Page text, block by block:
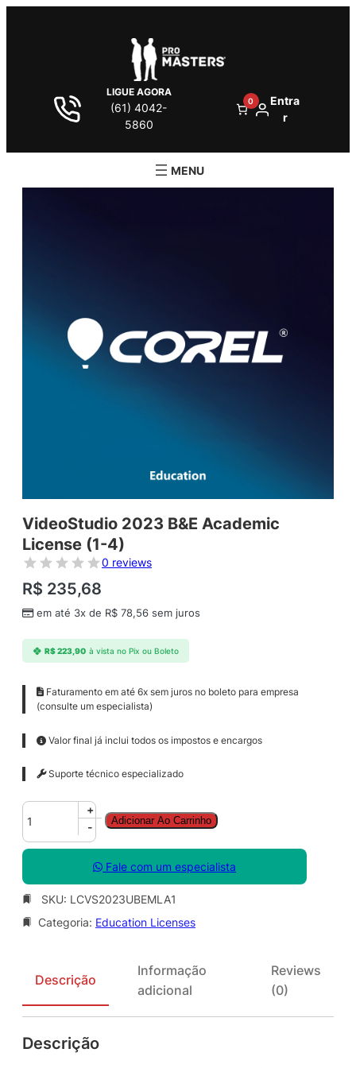
LIGUE AGORA
(61) 4042-
5860
0
Entra
r
VideoStudio 2023 B&E Academic
License (1-4)
0 reviews
R$ 235,68
em até 3x de R$ 78,56 sem juros
R$223,90 à vista no Pix ou Boleto
Faturamento em até 6x sem juros no boleto para empresa
(consulte um especialista)
Valor final já inclui todos os impostos e encargos
Suporte técnico especializado
V
d
e
S
u
0
3
+
-
Adicionar Ao Carrinho
Fale com um especialista
SKU: LCVS2023UBEMLA1
Categoria: Education Licenses
Descrição
Informação
adicional
Reviews
(0)
Descrição